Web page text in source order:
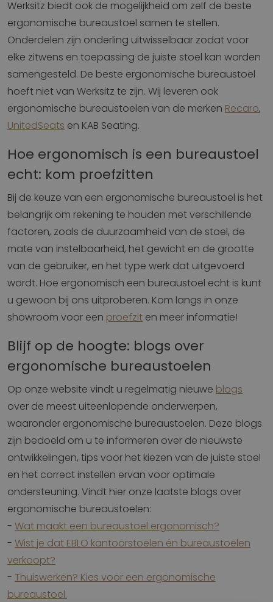
Werksitz biedt ook de mogelijkheid om zelf de beste
ergonomische bureaustoel samen te stellen.
Onderdelen zijn onderling uitwisselbaar zodat voor
elke zitwens en toepassing de juiste stoel kan worden
samengesteld. De beste ergonomische bureaustoel
hoeft niet van Werksitz te zijn. Wij leveren ook
ergonomische bureaustoelen van de merken Recaro,
UnitedSeats en KAB Seating.
Hoe ergonomisch is een bureaustoel
echt: kom proefzitten
Bij de keuze van een ergonomische bureaustoel is het
belangrijk om rekening te houden met verschillende
factoren, zoals de duurzaamheid van de stoel, de
mate van instelbaarheid, het gewicht en de grootte
van de gebruiker, en het type werk dat uitgevoerd
wordt. Hoe ergonomisch een bureaustoel echt is kunt
u gewoon bij ons uitproberen. Kom langs in onze
showroom voor een proefzit en meer informatie!
Blijf op de hoogte: blogs over
ergonomische bureaustoelen
Op onze website vindt u regelmatig nieuwe blogs
over de meest uiteenlopende onderwerpen,
waaronder ergonomische bureaustoelen. Deze blogs
zijn bedoeld om u te informeren over de nieuwste
ontwikkelingen, tips voor het kiezen van de juiste stoel
en het correct instellen ervan voor optimale
ondersteuning. Vindt hier onze laatste blogs over
ergonomische bureaustoelen:
- Wat maakt een bureaustoel ergonomisch?
- Wist je dat EBLO kantoorstoelen én bureaustoelen
verkoopt?
- Thuiswerken? Kies voor een ergonomische
bureaustoel.